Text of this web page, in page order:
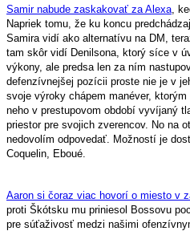
Samir nabude zaskakovať za Alexa ,
Napriek tomu, že ku koncu
Samira vidí ako alternatívu na DM,
tam skôr vidí Denilsona, ktorý síce v
výkony, ale predsa len za ním
defenzívnejšej pozícii proste nie je v
svoje výroky chápem manéver,
neho v prestupovom období vyvíjaný
priestor pre svojich zverencov. No na
nedovolím odpovedať. Možností je
Coquelin, Eboué.
Aaron si čoraz viac hovorí o miesto v
proti Škótsku mu priniesol Bossovu
pre súťaživosť medzi našimi